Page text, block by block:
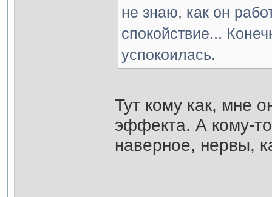
не знаю, как он
спокойствие...
успокоилась.
Тут кому как, мне
эффекта. А кому-
наверное, нервы,